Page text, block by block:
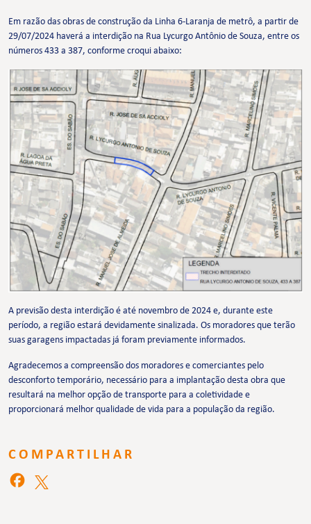
Em razão das obras de construção da Linha 6-Laranja de metrô, a partir de
29/07/2024 haverá a interdição na Rua Lycurgo Antônio de Souza, entre os
números 433 a 387, conforme croqui abaixo:
A previsão desta interdição é até novembro de 2024 e, durante este
período, a região estará devidamente sinalizada. Os moradores que terão
suas garagens impactadas já foram previamente informados.
Agradecemos a compreensão dos moradores e comerciantes pelo
desconforto temporário, necessário para a implantação desta obra que
resultará na melhor opção de transporte para a coletividade e
proporcionará melhor qualidade de vida para a população da região.
COMPARTILHAR